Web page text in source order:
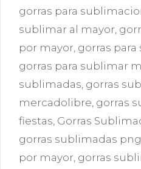
gorras para
sublimar al mayor,
por mayor, gorras
gorras para sublimar
sublimadas, gorras
mercadolibre, gorras
fiestas, Gorras
gorras sublimadas png
por mayor, gorras